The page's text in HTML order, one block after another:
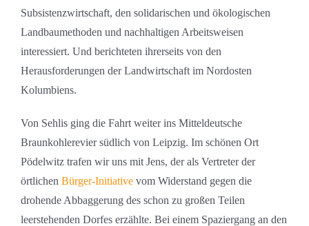
Subsistenzwirtschaft, den solidarischen und ökologischen
Landbaumethoden und nachhaltigen Arbeitsweisen
interessiert. Und berichteten ihrerseits von den
Herausforderungen der Landwirtschaft im Nordosten
Kolumbiens.
Von Sehlis ging die Fahrt weiter ins Mitteldeutsche
Braunkohlerevier südlich von Leipzig. Im schönen Ort
Pödelwitz trafen wir uns mit Jens, der als Vertreter der
örtlichen Bürger-Initiative vom Widerstand gegen die
drohende Abbaggerung des schon zu großen Teilen
leerstehenden Dorfes erzählte. Bei einem Spaziergang an den